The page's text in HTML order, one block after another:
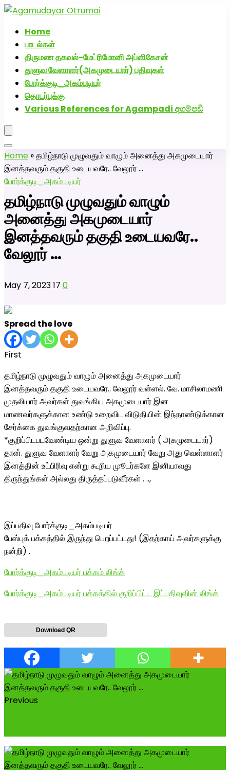
Home
பாடல்கள்
திருமண தகவல்-மேட்ரிமோனி அப்ளிகேசன்
துளுவ வேளாளர்(அகமுடையார்) பதிவுகள்
போர்க்குடி_அகம்படியர்
தொடர்புக்கு
Various References for Agampadi අගම්පඩි
Home »தமிழ்நாடு முழுவதும் வாழும் அனைத்து அகமுடையார்
இனத்தவரும் தகுதி உடையவரே.. வேலூர் …
போர்க்குடி_அகம்படியர்
தமிழ்நாடு முழுவதும் வாழும்
அனைத்து அகமுடையார்
இனத்தவரும் தகுதி உடையவரே..
வேலூர் …
May 7, 202317 0
Spread the love
First
தமிழ்நாடு முழுவதும் வாழும் அனைத்து அகமுடையார்
இனத்தவரும் தகுதி உடையவரே.. வேலூர் வள்ளல். வே. மாசிலாமணி
முதலியார் அவர்கள் துவங்கிய அகமுடையார் இன
மாணவர்களுக்கான உண்டு உறைவிட விடுதியின் இந்தாண்டுக்கான
சேர்க்கைதுவங்குவதற்கான அறிவிப்பு.
*குறிப்பிடபடவேண்டிய ஒன்று துளுவ வேளாளர் ( அகமுடையார்)
தான். துளுவ வேளாளர் வேறு அகமுடையார் வேறு அது வெள்ளாளர்
இனத்தின் உட்பிரிவு என்று கூறிய முூடர்களே இனியாவது
திருந்துங்கள் அல்லது திருத்தப்படுவீர்கள் . ..,
இப்பதிவு போர்க்குடி_அகம்படியர்
பேஸ்புக் பக்கத்தில் இருந்து பெறப்பட்டது! (இதற்காய் அவர்களுக்கு
நன்றி) .
போர்க்குடி_அகம்படியர் பக்கம் லிங்க்
போர்க்குடி_அகம்படியர் பக்கத்தில் குறிப்பிட்ட இப்பதிவுவின் லிங்க்
Download QR
Previous
அகமுடையார் திருமண வரன்களுக்கு அகமுடையார்மேட்ரி-